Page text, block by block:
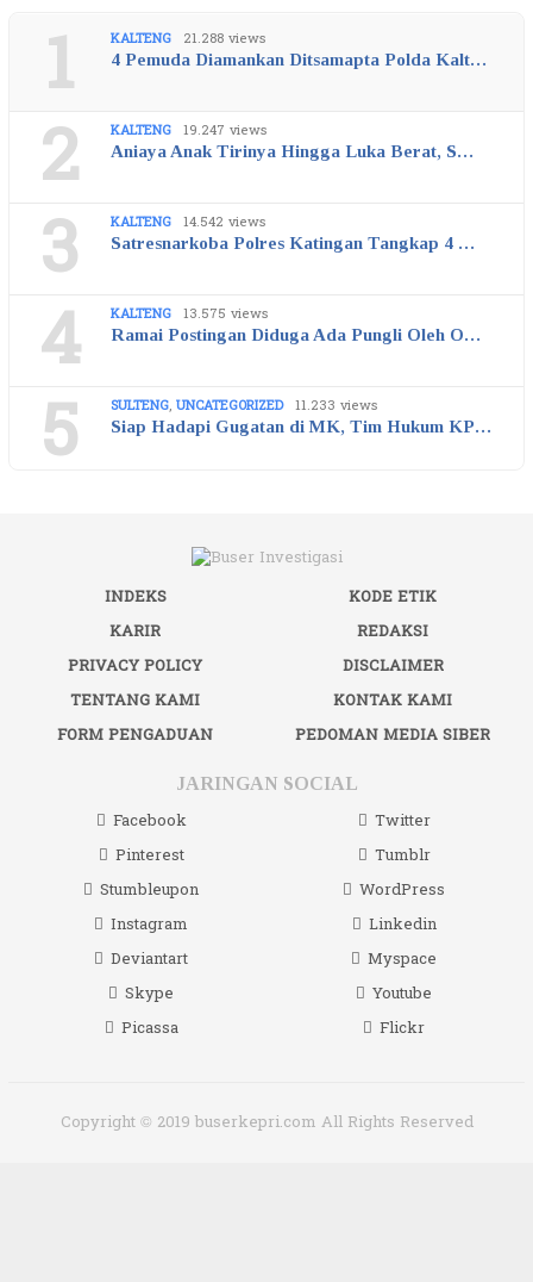
1 KALTENG 21.288 views
4 Pemuda Diamankan Ditsamapta Polda Kalt…
2 KALTENG 19.247 views
Aniaya Anak Tirinya Hingga Luka Berat, S…
3 KALTENG 14.542 views
Satresnarkoba Polres Katingan Tangkap 4 …
4 KALTENG 13.575 views
Ramai Postingan Diduga Ada Pungli Oleh O…
5 SULTENG, UNCATEGORIZED 11.233 views
Siap Hadapi Gugatan di MK, Tim Hukum KP…
INDEKS
KODE ETIK
KARIR
REDAKSI
PRIVACY POLICY
DISCLAIMER
TENTANG KAMI
KONTAK KAMI
FORM PENGADUAN
PEDOMAN MEDIA SIBER
JARINGAN SOCIAL
Facebook
Twitter
Pinterest
Tumblr
Stumbleupon
WordPress
Instagram
Linkedin
Deviantart
Myspace
Skype
Youtube
Picassa
Flickr
Copyright © 2019 buserkepri.com All Rights Reserved